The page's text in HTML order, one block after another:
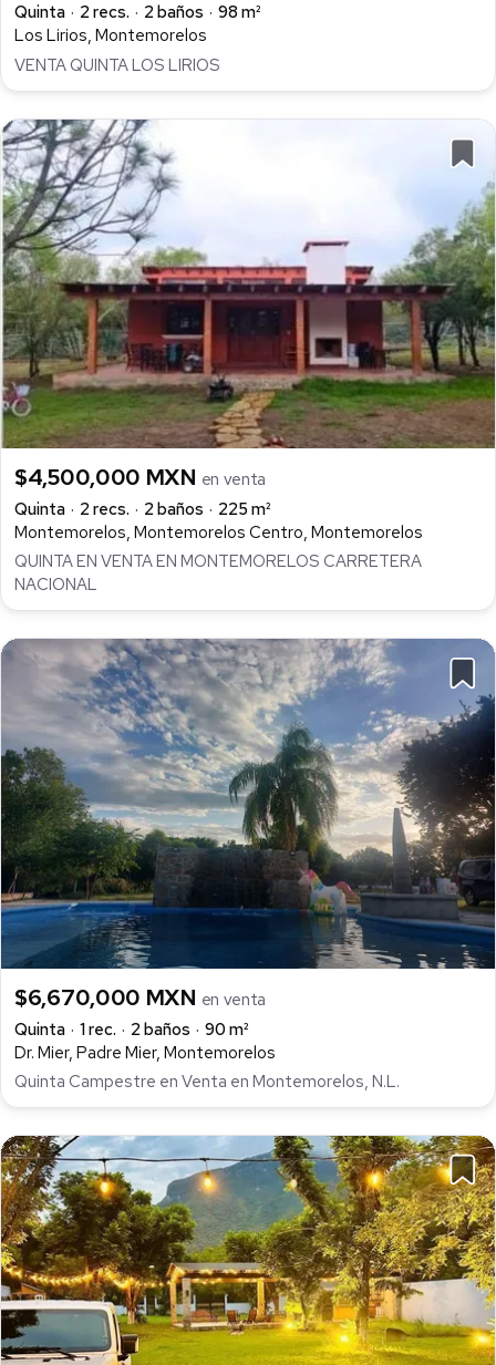
Quinta
2 recs. 2 baños
98 m²
Los Lirios, Montemorelos
VENTA QUINTA LOS LIRIOS
$4,500,000 MXN en venta
Quinta
2 recs. 2 baños
225 m²
Montemorelos, Montemorelos Centro, Montemorelos
QUINTA EN VENTA EN MONTEMORELOS CARRETERA
NACIONAL
$6,670,000 MXN en venta
Quinta
1 rec. 2 baños
90 m²
Dr. Mier, Padre Mier, Montemorelos
Quinta Campestre en Venta en Montemorelos, N.L.